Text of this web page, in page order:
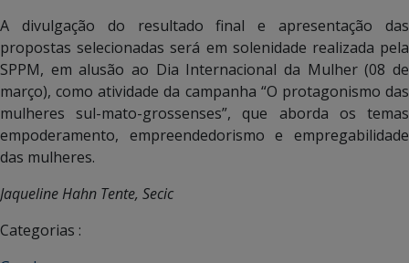
A divulgação do resultado final e apresentação das
propostas selecionadas será em solenidade realizada pela
SPPM, em alusão ao Dia Internacional da Mulher (08 de
março), como atividade da campanha “O protagonismo das
mulheres sul-mato-grossenses”, que aborda os temas
empoderamento, empreendedorismo e empregabilidade
das mulheres.
Jaqueline Hahn Tente, Secic
Categorias :